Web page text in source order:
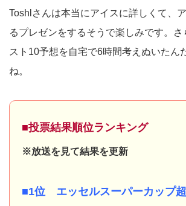
Toshlさんは本当にアイスに詳しくて、
るプレゼンをするそうで楽しみです。さ
スト10予想を自宅で6時間考えぬいたん
ね。
■投票結果順位ランキング
※放送を見て結果を更新
■1位 エッセルスーパーカップ